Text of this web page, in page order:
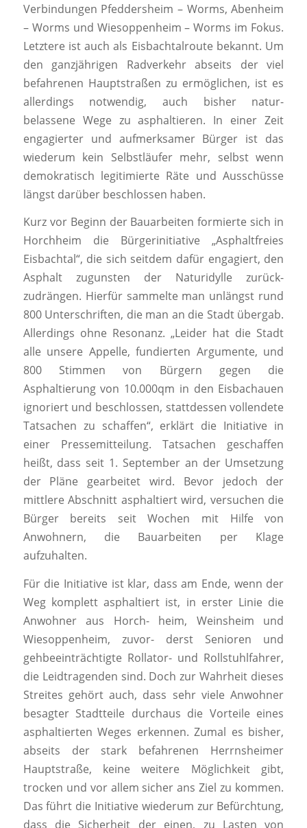
Verbindungen Pfeddersheim – Worms, Abenheim
– Worms und Wiesoppenheim – Worms im Fokus.
Letztere ist auch als Eisbachtalroute bekannt. Um
den ganzjährigen Radverkehr abseits der viel
befahrenen Hauptstraßen zu ermöglichen, ist es
allerdings notwendig, auch bisher natur-
belassene Wege zu asphaltieren. In einer Zeit
engagierter und aufmerksamer Bürger ist das
wiederum kein Selbstläufer mehr, selbst wenn
demokratisch legitimierte Räte und Ausschüsse
längst darüber beschlossen haben.
Kurz vor Beginn der Bauarbeiten formierte sich in
Horchheim die Bürgerinitiative „Asphaltfreies
Eisbachtal“, die sich seitdem dafür engagiert, den
Asphalt zugunsten der Naturidylle zurück-
zudrängen. Hierfür sammelte man unlängst rund
800 Unterschriften, die man an die Stadt übergab.
Allerdings ohne Resonanz. „Leider hat die Stadt
alle unsere Appelle, fundierten Argumente, und
800 Stimmen von Bürgern gegen die
Asphaltierung von 10.000qm in den Eisbachauen
ignoriert und beschlossen, stattdessen vollendete
Tatsachen zu schaffen“, erklärt die Initiative in
einer Pressemitteilung. Tatsachen geschaffen
heißt, dass seit 1. September an der Umsetzung
der Pläne gearbeitet wird. Bevor jedoch der
mittlere Abschnitt asphaltiert wird, versuchen die
Bürger bereits seit Wochen mit Hilfe von
Anwohnern, die Bauarbeiten per Klage
aufzuhalten.
Für die Initiative ist klar, dass am Ende, wenn der
Weg komplett asphaltiert ist, in erster Linie die
Anwohner aus Horch- heim, Weinsheim und
Wiesoppenheim, zuvor- derst Senioren und
gehbeeinträchtigte Rollator- und Rollstuhlfahrer,
die Leidtragenden sind. Doch zur Wahrheit dieses
Streites gehört auch, dass sehr viele Anwohner
besagter Stadtteile durchaus die Vorteile eines
asphaltierten Weges erkennen. Zumal es bisher,
abseits der stark befahrenen Herrnsheimer
Hauptstraße, keine weitere Möglichkeit gibt,
trocken und vor allem sicher ans Ziel zu kommen.
Das führt die Initiative wiederum zur Befürchtung,
dass die Sicherheit der einen, zu Lasten von